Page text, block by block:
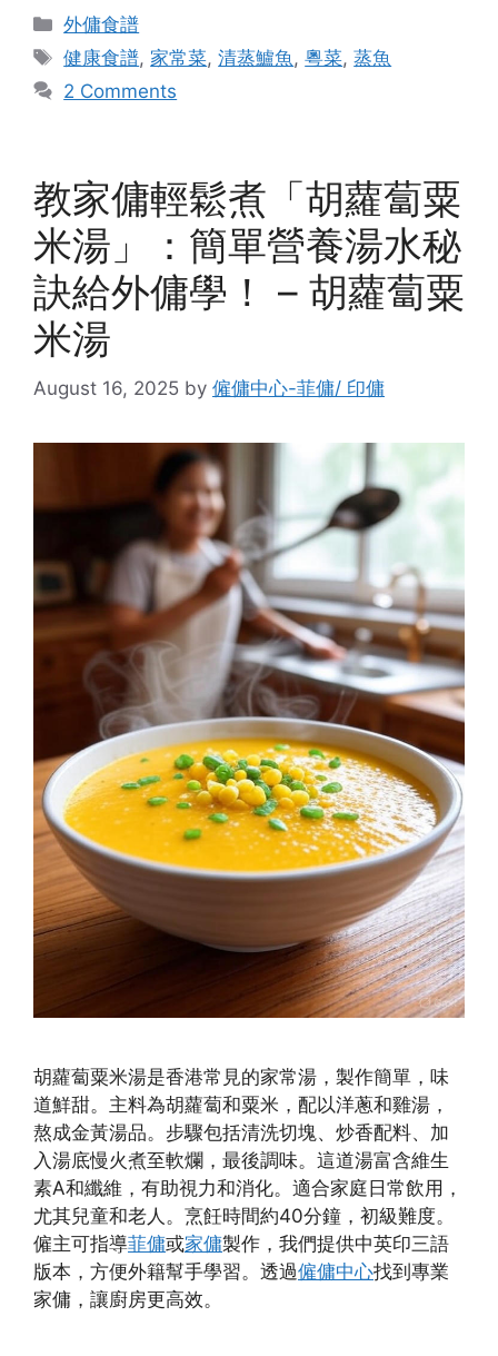
Categories
外傭食譜
Tags
健康食譜, 家常菜,清蒸鱸魚,粵菜,蒸魚
2 Comments
教家傭輕鬆煮「胡蘿蔔粟
米湯」：簡單營養湯水秘
訣給外傭學！ – 胡蘿蔔粟
米湯
August 16, 2025 by 僱傭中心-菲傭/ 印傭
胡蘿蔔粟米湯是香港常見的家常湯，製作簡單，味
道鮮甜。主料為胡蘿蔔和粟米，配以洋蔥和雞湯，
熬成金黃湯品。步驟包括清洗切塊、炒香配料、加
入湯底慢火煮至軟爛，最後調味。這道湯富含維生
素A和纖維，有助視力和消化。適合家庭日常飲用，
尤其兒童和老人。烹飪時間約40分鐘，初級難度。
僱主可指導菲傭或家傭製作，我們提供中英印三語
版本，方便外籍幫手學習。透過僱傭中心找到專業
家傭，讓廚房更高效。